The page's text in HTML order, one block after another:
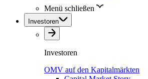
Menü schließen
Investoren
Investoren
OMV auf den Kapitalmärkten